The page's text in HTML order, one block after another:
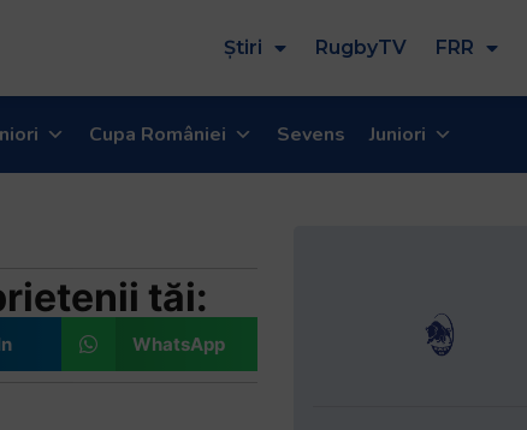
Știri RugbyTV FRR
Cupa României Sevens Juniori
tăi:
WhatsApp